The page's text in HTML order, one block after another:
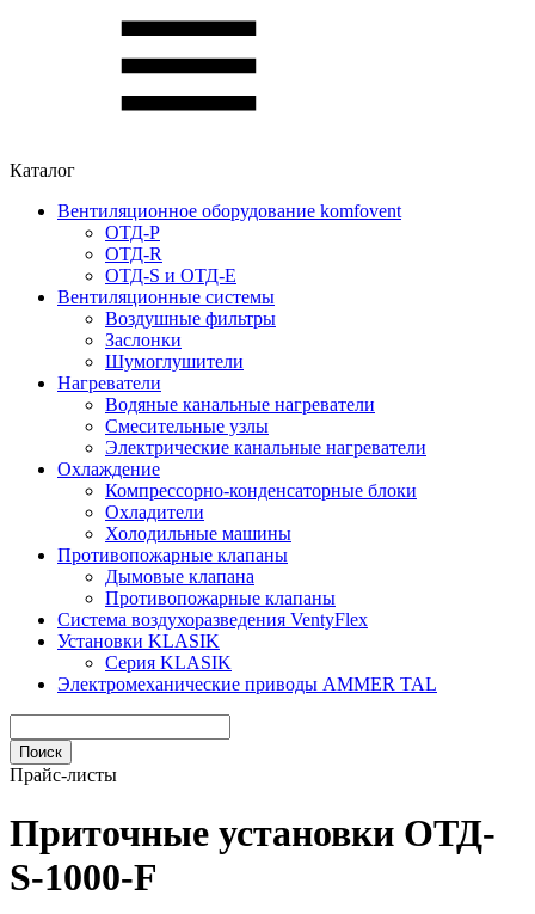
Каталог
Вентиляционное оборудование komfovent
ОТД-P
ОТД-R
ОТД-S и ОТД-E
Вентиляционные системы
Воздушные фильтры
Заслонки
Шумоглушители
Нагреватели
Водяные канальные нагреватели
Смесительные узлы
Электрические канальные нагреватели
Охлаждение
Компрессорно-конденсаторные блоки
Охладители
Холодильные машины
Противопожарные клапаны
Дымовые клапана
Противопожарные клапаны
Система воздухоразведения VentyFlex
Установки KLASIK
Серия KLASIK
Электромеханические приводы AMMER TAL
Прайс-листы
Приточные установки ОТД-
S-1000-F